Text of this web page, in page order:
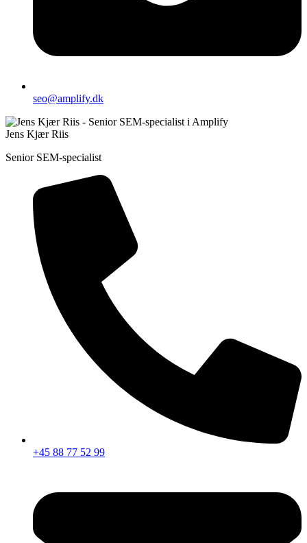
seo@amplify.dk
Jens Kjær Riis
Senior SEM-specialist
+45 88 77 52 99